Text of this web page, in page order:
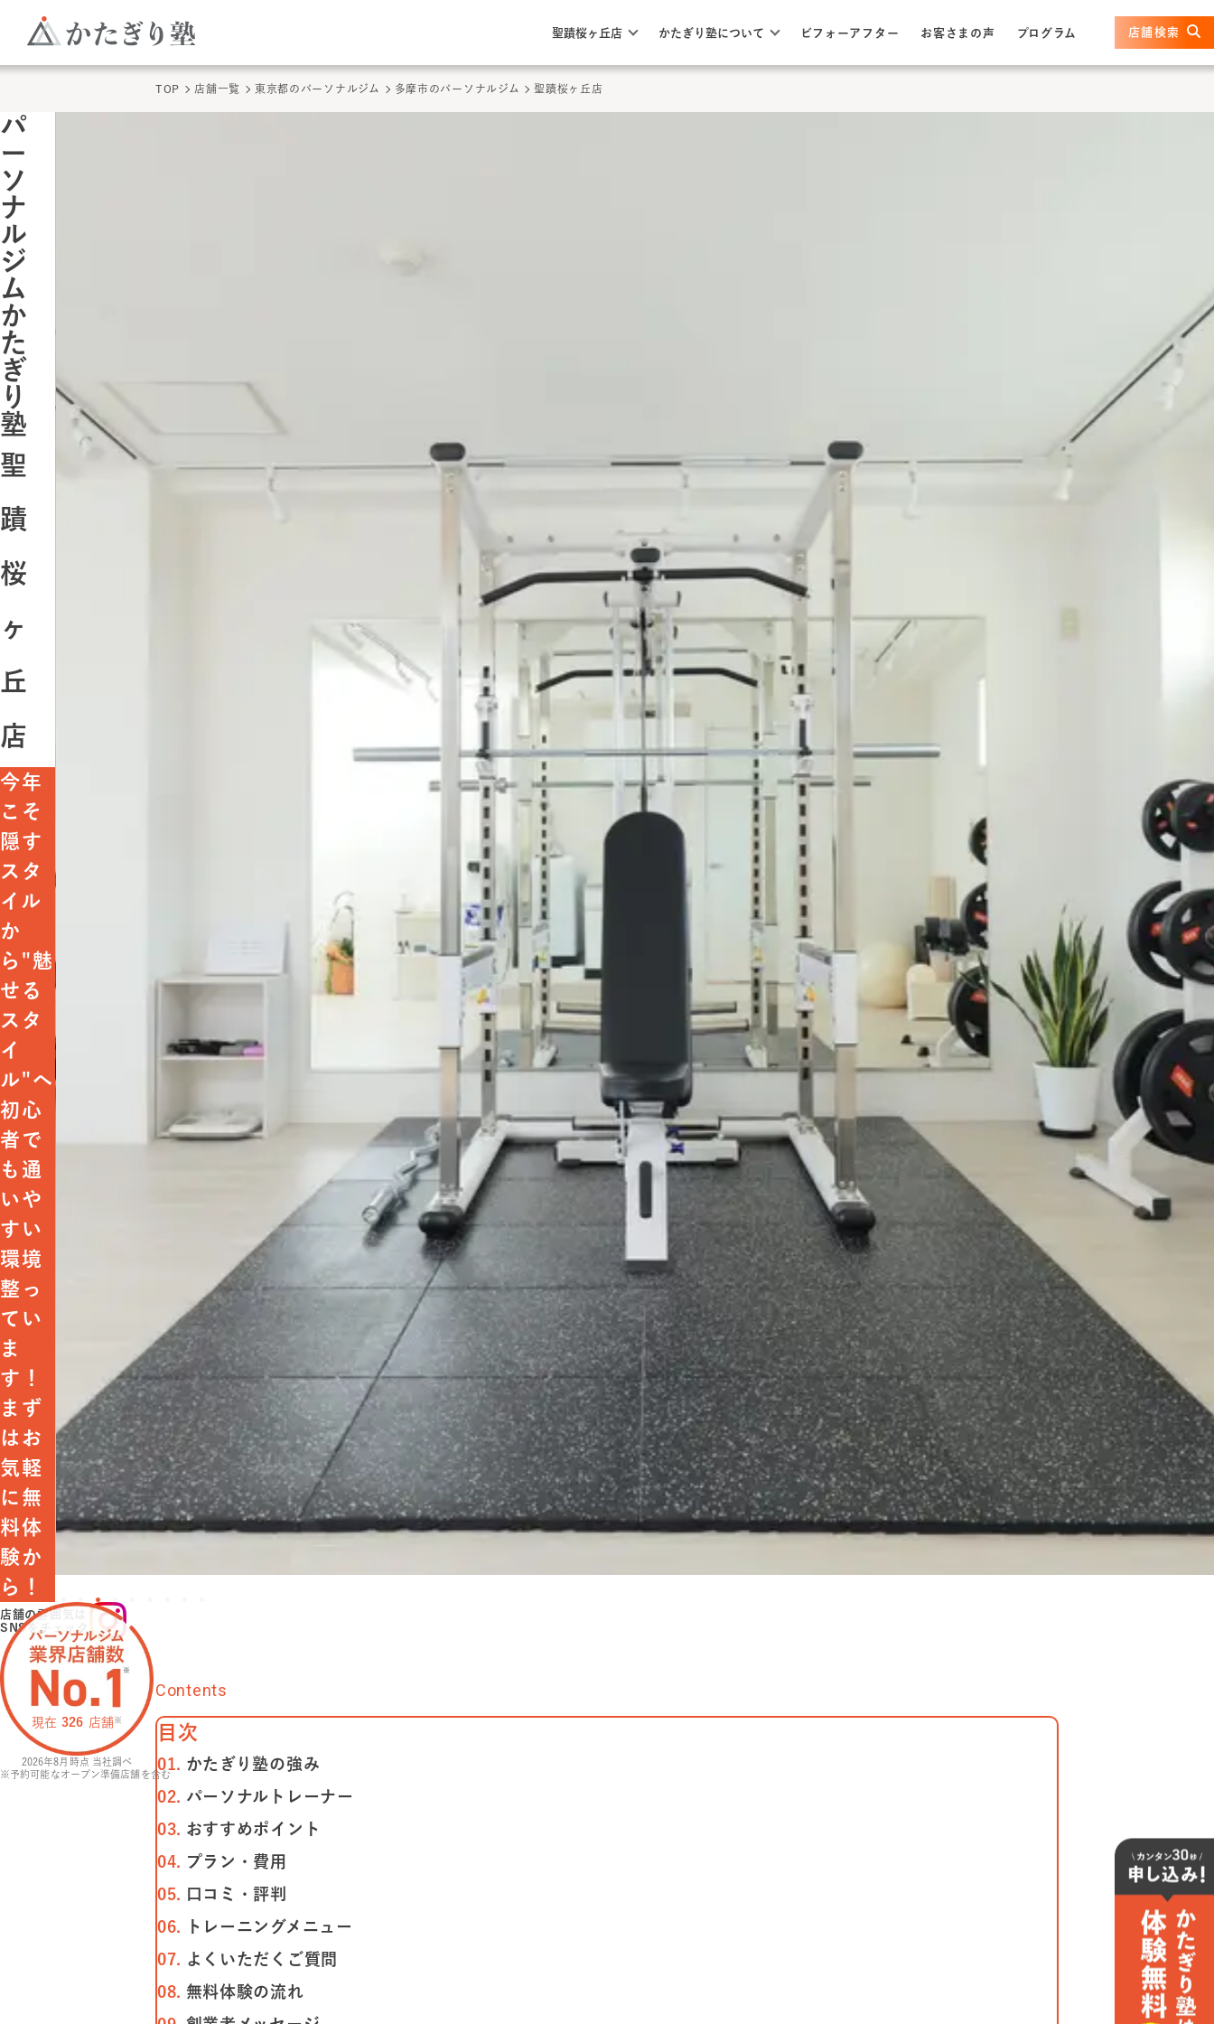
聖蹟桜ヶ丘店 かたぎり塾について ビフォーアフター お客さまの声 プログラム 店舗検索
TOP 店舗一覧 東京都 のパーソナルジム 多摩市 のパーソナルジム 聖蹟桜ヶ丘店
パ
ー
ソ
ナ
ル
ジ
ム
か
た
ぎ
り
塾
聖
蹟
桜
ヶ
丘
店
今年
こそ
隠す
スタ
イル
か
ら"魅
せる
スタ
イ
ル"へ
初心
者で
も通
いや
すい
環境
整っ
てい
ま
す！
まず
はお
気軽
に無
料体
験か
ら！
現在 326 店舗※
2026年8月 時点 当社調べ
※予約可能なオープン準備店舗を含む
店舗の雰囲気は
SNSをチェック
Contents
⽬次
かたぎり塾の強み
パーソナルトレーナー
おすすめポイント
プラン・費⽤
⼝コミ・評判
トレーニングメニュー
よくいただくご質問
無料体験の流れ